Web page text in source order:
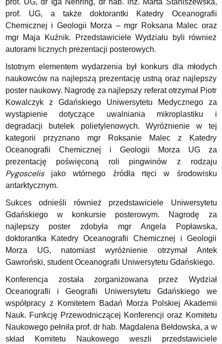
prof. UG, dr Iga Nehring, dr hab. inż. Marta Staniszewska,
prof. UG, a także doktorantki Katedry Oceanografii
Chemicznej i Geologii Morza – mgr Roksana Malec oraz
mgr Maja Kuźnik. Przedstawiciele Wydziału byli również
autorami licznych prezentacji posterowych.
Istotnym elementem wydarzenia był konkurs dla młodych
naukowców na najlepszą prezentację ustną oraz najlepszy
poster naukowy. Nagrodę za najlepszy referat otrzymał Piotr
Kowalczyk z Gdańskiego Uniwersytetu Medycznego za
wystąpienie dotyczące uwalniania mikroplastiku i
degradacji butelek polietylenowych. Wyróżnienie w tej
kategorii przyznano mgr Roksanie Malec z Katedry
Oceanografii Chemicznej i Geologii Morza UG za
prezentację poświęconą roli pingwinów z rodzaju
Pygoscelisjako wtórnego źródła rtęci w środowisku
antarktycznym.
Sukces odnieśli również przedstawiciele Uniwersytetu
Gdańskiego w konkursie posterowym. Nagrodę za
najlepszy poster zdobyła mgr Angela Popławska,
doktorantka Katedry Oceanografii Chemicznej i Geologii
Morza UG, natomiast wyróżnienie otrzymał Antek
Gawroński, student Oceanografii Uniwersytetu Gdańskiego.
Konferencja została zorganizowana przez Wydział
Oceanografii i Geografii Uniwersytetu Gdańskiego we
współpracy z Komitetem Badań Morza Polskiej Akademii
Nauk. Funkcję Przewodniczącej Konferencji oraz Komitetu
Naukowego pełniła prof. dr hab. Magdalena Bełdowska, a w
skład Komitetu Naukowego weszli przedstawiciele